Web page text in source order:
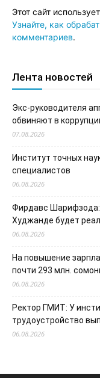
Этот сайт
Узнайте, как
комментариев.
Лента новостей
Экс-руководителя
обвиняют в
07.08.2026
Институт точных
специалистов
06.08.2026
Фирдавс Шарифзода:
Худжанде будет
06.08.2026
На повышение
почти 293 млн.
06.08.2026
Ректор ГМИТ: У
трудоустройство
06.08.2026